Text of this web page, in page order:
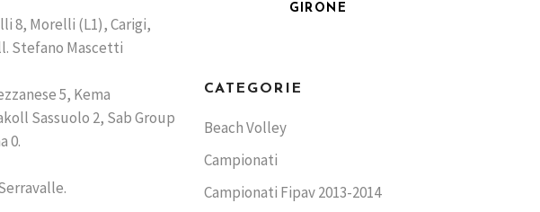
8, Morelli (L1), Carigi,
Stefano Mascetti
5, Kema
Sassuolo 2, Sab Group
0.
GIRONE
CATEGORIE
Beach Volley
Campionati
Campionati Fipav 2013-2014